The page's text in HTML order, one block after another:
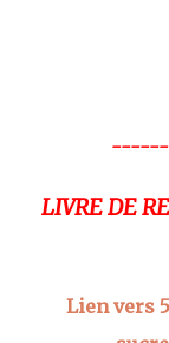
LIVRE DE
Lien vers